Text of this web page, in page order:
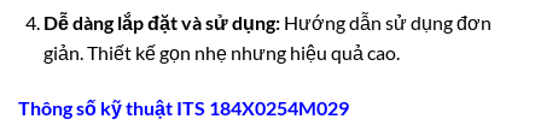
Dễ dàng lắp đặt và sử dụng:Hướng dẫn sử dụng đơn
giản. Thiết kế gọn nhẹ nhưng hiệu quả cao.
Thông số kỹ thuật ITS 184X0254M029